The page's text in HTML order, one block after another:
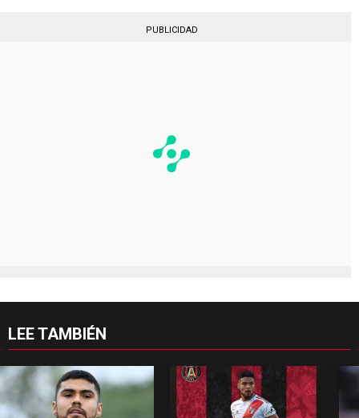
PUBLICIDAD
LEE TAMBIÉN